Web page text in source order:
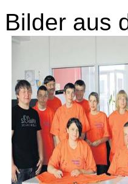
Bilder aus